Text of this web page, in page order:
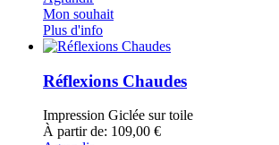
Mon souhait
Plus d'info
Réflexions Chaudes
Impression Giclée sur toile
À partir de: 109,00 €